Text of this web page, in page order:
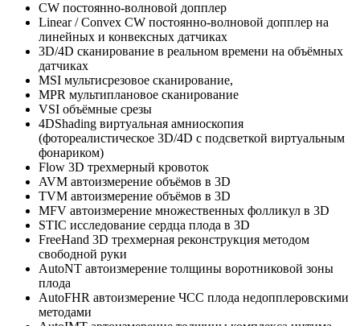
CW постоянно-волновой допплер
Linear / Convex CW постоянно-волновой допплер на
линейных и конвексных датчиках
3D/4D сканирование в реальном времени на объёмных
датчиках
MSI мультисрезовое сканирование,
MPR мультиплановое сканирование
VSI объёмные срезы
4DShading виртуальная амниоскопия
(фотореалистическое 3D/4D с подсветкой виртуальным
фонариком)
Flow 3D трехмерный кровоток
AVM автоизмерение объёмов в 3D
TVM автоизмерение объёмов в 3D
MFV автоизмерение множественных фолликул в 3D
STIC исследование сердца плода в 3D
FreeHand 3D трехмерная реконструкция методом
свободной руки
AutoNT автоизмерение толщины воротниковой зоны
плода
AutoFHR автоизмерение ЧСС плода недопплеровскими
методами